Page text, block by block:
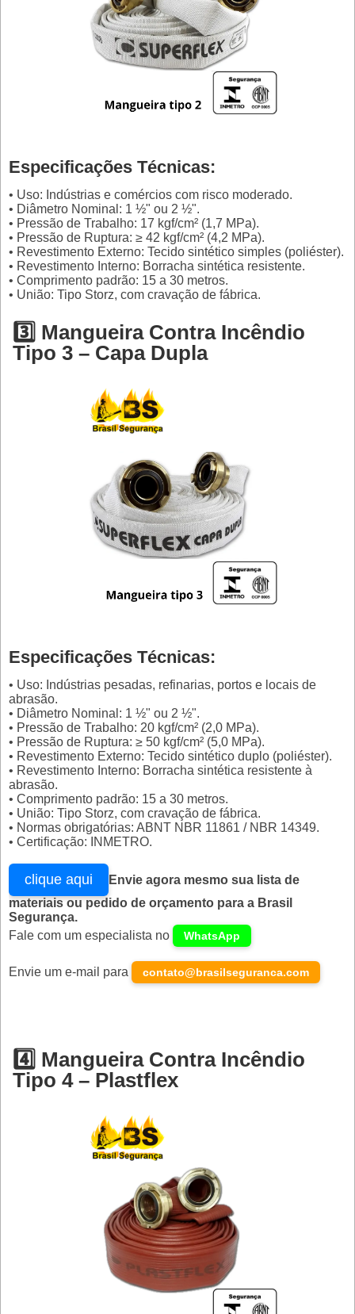
Especificações Técnicas:
• Uso: Indústrias e comércios com risco moderado.
• Diâmetro Nominal: 1 ½" ou 2 ½".
• Pressão de Trabalho: 17 kgf/cm² (1,7 MPa).
• Pressão de Ruptura: ≥ 42 kgf/cm² (4,2 MPa).
• Revestimento Externo: Tecido sintético simples (poliéster).
• Revestimento Interno: Borracha sintética resistente.
• Comprimento padrão: 15 a 30 metros.
• União: Tipo Storz, com cravação de fábrica.
3️⃣ Mangueira Contra Incêndio
Tipo 3 – Capa Dupla
Especificações Técnicas:
• Uso: Indústrias pesadas, refinarias, portos e locais de
abrasão.
• Diâmetro Nominal: 1 ½" ou 2 ½".
• Pressão de Trabalho: 20 kgf/cm² (2,0 MPa).
• Pressão de Ruptura: ≥ 50 kgf/cm² (5,0 MPa).
• Revestimento Externo: Tecido sintético duplo (poliéster).
• Revestimento Interno: Borracha sintética resistente à
abrasão.
• Comprimento padrão: 15 a 30 metros.
• União: Tipo Storz, com cravação de fábrica.
• Normas obrigatórias: ABNT NBR 11861 / NBR 14349.
• Certificação: INMETRO.
clique aqui
Envie agora mesmo sua lista de
materiais ou pedido de orçamento para a Brasil
Segurança.
Fale com um especialista no
WhatsApp
Envie um e-mail para contato@brasilseguranca.com
4️⃣ Mangueira Contra Incêndio
Tipo 4 – Plastflex